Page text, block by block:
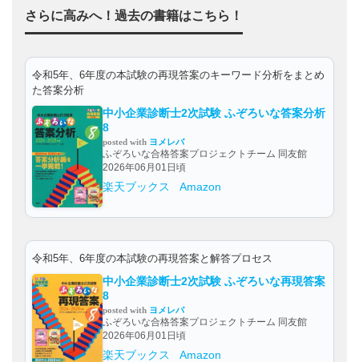
さらに高みへ！過去の書籍はこちら！
令和5年、6年度の本試験の再現答案のキーワード分析をまとめ
た答案分析
中小企業診断士2次試験 ふぞろいな答案分析
8
posted with ヨメレバ
ふぞろいな合格答案プロジェクトチーム 同友館
2026年06月01日頃
楽天ブックス Amazon
令和5年、6年度の本試験の再現答案と解答プロセス
中小企業診断士2次試験 ふぞろいな再現答案
8
posted with ヨメレバ
ふぞろいな合格答案プロジェクトチーム 同友館
2026年06月01日頃
楽天ブックス Amazon